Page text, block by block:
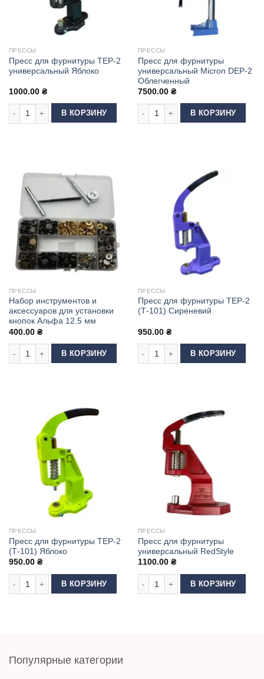
ПРЕССЫ
Пресс для фурнитуры ТЕР-2
универсальный Яблоко
1000.00 ₴
Количество товара Пресс для фурнитуры ТЕР-2 универсальный Яблоко
В КОРЗИНУ
ПРЕССЫ
Пресс для фурнитуры
универсальный Micron DEP-2
Облегченный
7500.00 ₴
Количество товара Пресс для
В КОРЗИНУ
ПРЕССЫ
Набор инструментов и
аксессуаров для установки
кнопок Альфа 12.5 мм
400.00 ₴
Количество товара Набор инструментов и аксессуаров для установки
В КОРЗИНУ
ПРЕССЫ
Пресс для фурнитуры ТЕР-2
(Т-101) Сиреневий
950.00 ₴
Количество товара Пресс для
В КОРЗИНУ
ПРЕССЫ
Пресс для фурнитуры ТЕР-2
(Т-101) Яблоко
950.00 ₴
Количество товара Пресс для фурнитуры ТЕР-2 (Т-101) Яблоко
В КОРЗИНУ
ПРЕССЫ
Пресс для фурнитуры
универсальный RedStyle
1100.00 ₴
Количество товара Пресс для
В КОРЗИНУ
Популярные категории